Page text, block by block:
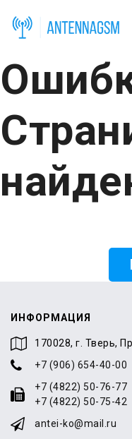
ИНФОРМАЦИЯ
170028, г. Тверь,
+7 (906) 654-40-00
+7 (4822) 50-76-77
+7 (4822) 50-75-42
antei-ko@mail.ru